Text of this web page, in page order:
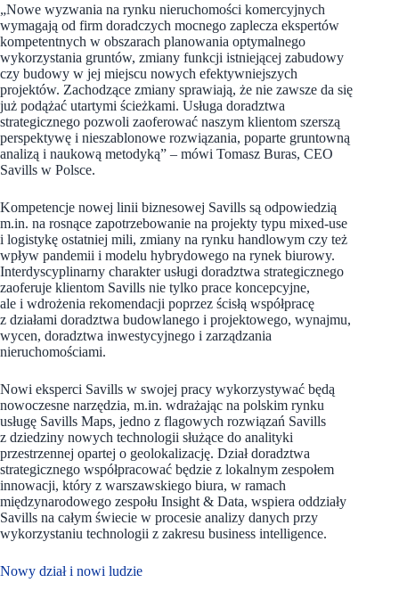
„Nowe wyzwania na rynku nieruchomości komercyjnych
wymagają od firm doradczych mocnego zaplecza ekspertów
kompetentnych w obszarach planowania optymalnego
wykorzystania gruntów, zmiany funkcji istniejącej zabudowy
czy budowy w jej miejscu nowych efektywniejszych
projektów. Zachodzące zmiany sprawiają, że nie zawsze da się
już podążać utartymi ścieżkami. Usługa doradztwa
strategicznego pozwoli zaoferować naszym klientom szerszą
perspektywę i nieszablonowe rozwiązania, poparte gruntowną
analizą i naukową metodyką” – mówi Tomasz Buras, CEO
Savills w Polsce.
Kompetencje nowej linii biznesowej Savills są odpowiedzią
m.in. na rosnące zapotrzebowanie na projekty typu mixed-use
i logistykę ostatniej mili, zmiany na rynku handlowym czy też
wpływ pandemii i modelu hybrydowego na rynek biurowy.
Interdyscyplinarny charakter usługi doradztwa strategicznego
zaoferuje klientom Savills nie tylko prace koncepcyjne,
ale i wdrożenia rekomendacji poprzez ścisłą współpracę
z działami doradztwa budowlanego i projektowego, wynajmu,
wycen, doradztwa inwestycyjnego i zarządzania
nieruchomościami.
Nowi eksperci Savills w swojej pracy wykorzystywać będą
nowoczesne narzędzia, m.in. wdrażając na polskim rynku
usługę Savills Maps, jedno z flagowych rozwiązań Savills
z dziedziny nowych technologii służące do analityki
przestrzennej opartej o geolokalizację. Dział doradztwa
strategicznego współpracować będzie z lokalnym zespołem
innowacji, który z warszawskiego biura, w ramach
międzynarodowego zespołu Insight & Data, wspiera oddziały
Savills na całym świecie w procesie analizy danych przy
wykorzystaniu technologii z zakresu business intelligence.
Nowy dział i nowi ludzie